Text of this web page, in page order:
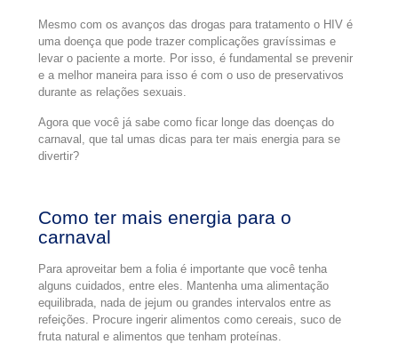
Mesmo com os avanços das drogas para tratamento o HIV é
uma doença que pode trazer complicações gravíssimas e
levar o paciente a morte. Por isso, é fundamental se prevenir
e a melhor maneira para isso é com o uso de preservativos
durante as relações sexuais.
Agora que você já sabe como ficar longe das doenças do
carnaval, que tal umas dicas para ter mais energia para se
divertir?
Como ter mais energia para o
carnaval
Para aproveitar bem a folia é importante que você tenha
alguns cuidados, entre eles. Mantenha uma alimentação
equilibrada, nada de jejum ou grandes intervalos entre as
refeições. Procure ingerir alimentos como cereais, suco de
fruta natural e alimentos que tenham proteínas.